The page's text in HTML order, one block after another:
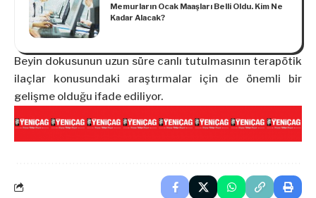
Memurların Ocak Maaşları Belli Oldu. Kim Ne
Kadar Alacak?
Beyin dokusunun uzun süre canlı tutulmasının terapötik
ilaçlar konusundaki araştırmalar için de önemli bir
gelişme olduğu ifade ediliyor.